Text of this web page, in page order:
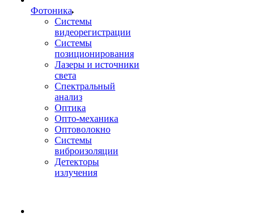
Фотоника
Cистемы
видеорегистрации
Системы
позиционирования
Лазеры и источники
света
Спектральный
анализ
Оптика
Опто-механика
Оптоволокно
Системы
виброизоляции
Детекторы
излучения